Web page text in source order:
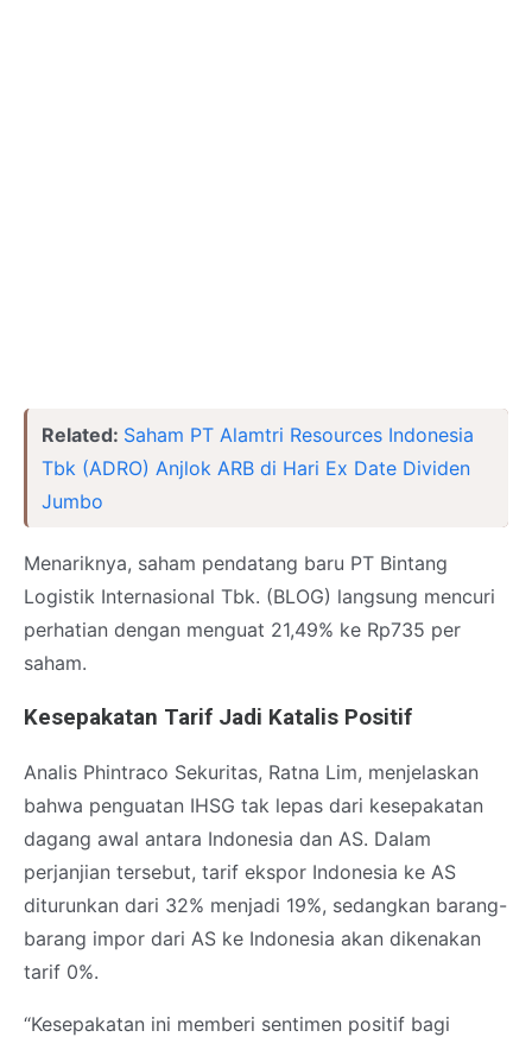
Related: Saham PT Alamtri Resources Indonesia
Tbk (ADRO) Anjlok ARB di Hari Ex Date Dividen
Jumbo
Menariknya, saham pendatang baru PT Bintang
Logistik Internasional Tbk. (BLOG) langsung mencuri
perhatian dengan menguat 21,49% ke Rp735 per
saham.
Kesepakatan Tarif Jadi Katalis Positif
Analis Phintraco Sekuritas, Ratna Lim, menjelaskan
bahwa penguatan IHSG tak lepas dari kesepakatan
dagang awal antara Indonesia dan AS. Dalam
perjanjian tersebut, tarif ekspor Indonesia ke AS
diturunkan dari 32% menjadi 19%, sedangkan barang-
barang impor dari AS ke Indonesia akan dikenakan
tarif 0%.
“Kesepakatan ini memberi sentimen positif bagi